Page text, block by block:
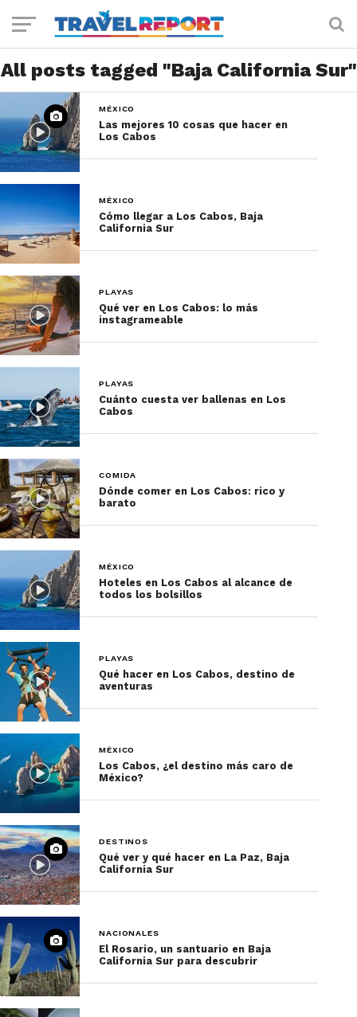
All posts tagged "Baja California Sur"
MÉXICO
Las mejores 10 cosas que hacer en
Los Cabos
MÉXICO
Cómo llegar a Los Cabos, Baja
California Sur
PLAYAS
Qué ver en Los Cabos: lo más
instagrameable
PLAYAS
Cuánto cuesta ver ballenas en Los
Cabos
COMIDA
Dónde comer en Los Cabos: rico y
barato
MÉXICO
Hoteles en Los Cabos al alcance de
todos los bolsillos
PLAYAS
Qué hacer en Los Cabos, destino de
aventuras
MÉXICO
Los Cabos, ¿el destino más caro de
México?
DESTINOS
Qué ver y qué hacer en La Paz, Baja
California Sur
NACIONALES
El Rosario, un santuario en Baja
California Sur para descubrir